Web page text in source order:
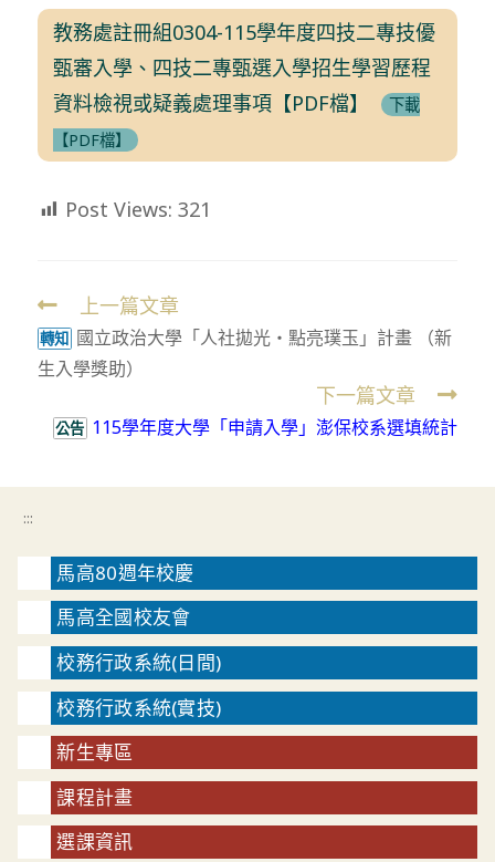
教務處註冊組0304-115學年度四技二專技優
甄審入學、四技二專甄選入學招生學習歷程
資料檢視或疑義處理事項【PDF檔】
下載
【PDF檔】
Post Views: 321
Read
more
articles
上一篇文章
轉知 國立政治大學「人社拋光・點亮璞玉」計畫 （新
生入學獎助）
下一篇文章
公告 115學年度大學「申請入學」澎保校系選填統計
:::
馬高80週年校慶
馬高全國校友會
校務行政系統(日間)
校務行政系統(實技)
新生專區
課程計畫
選課資訊